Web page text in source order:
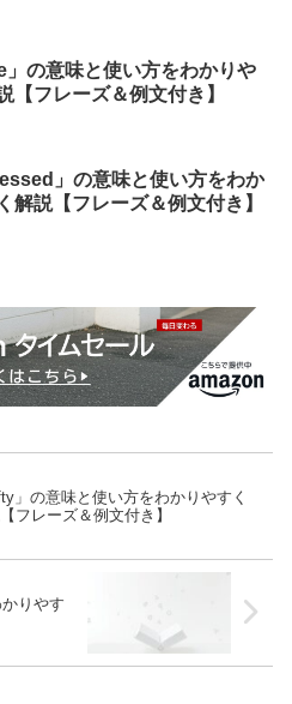
」の意味と使い方をわかりや
【フレーズ＆例文付き】
」の意味と使い方をわか
解説【フレーズ＆例文付き】
」の意味と使い方をわかりやすく
フレーズ＆例文付き】
りやす